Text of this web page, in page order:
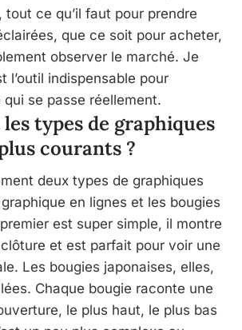
ce qu’il faut pour prendre
que ce soit pour acheter,
observer le marché. Je
l’outil indispensable pour
se passe réellement.
types de graphiques
courants ?
deux types de graphiques
graphique en lignes et les bougies
est super simple, il montre
et est parfait pour voir une
Les bougies japonaises, elles,
Chaque bougie raconte une
le plus haut, le plus bas